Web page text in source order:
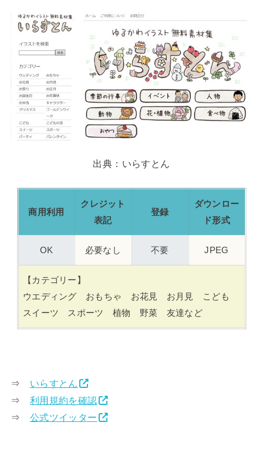
出典：いらすとん
商用利用
クレジット
表記
登録
ダウンロー
ド形式
OK 必要なし 不要 JPEG
【カテゴリー】
ウエディング おもちゃ お花見 お月見 こども
スイーツ スポーツ 植物 野菜 友達など
⇒ いらすとん
⇒ 利用規約を確認
⇒ 公式ツイッター